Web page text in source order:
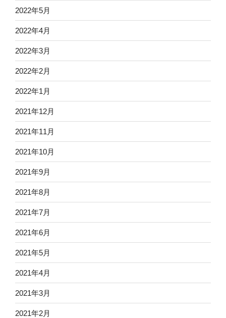
2022年5月
2022年4月
2022年3月
2022年2月
2022年1月
2021年12月
2021年11月
2021年10月
2021年9月
2021年8月
2021年7月
2021年6月
2021年5月
2021年4月
2021年3月
2021年2月